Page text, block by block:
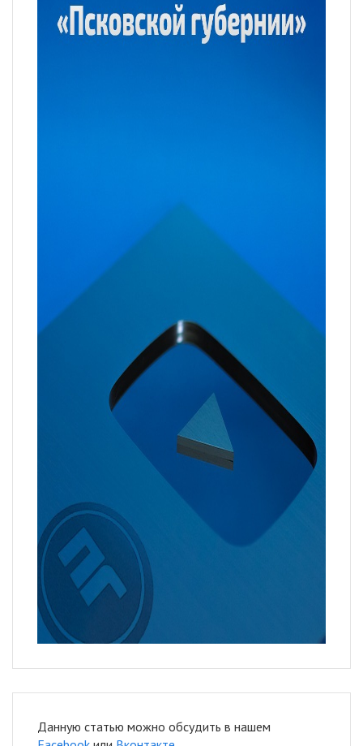
Данную статью можно обсудить в нашем